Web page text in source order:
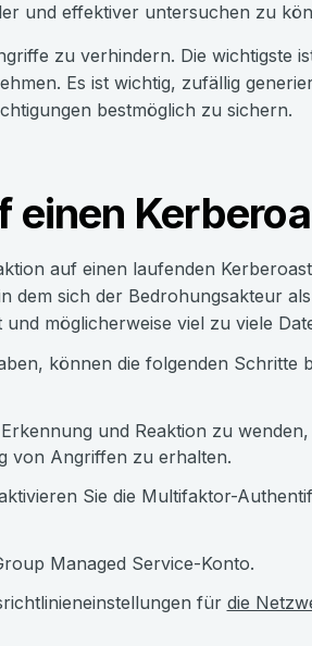
und effektiver untersuchen zu
zu verhindern. Die wichtigste
Es ist wichtig, zufällig
bestmöglich zu sichern.
einen
auf einen laufenden
dem sich der Bedrohungsakteur
möglicherweise viel zu viele
können die folgenden Schritte
und Reaktion zu
von Angriffen zu erhalten.
Sie die Multifaktor-
Managed Service-Konto.
für die